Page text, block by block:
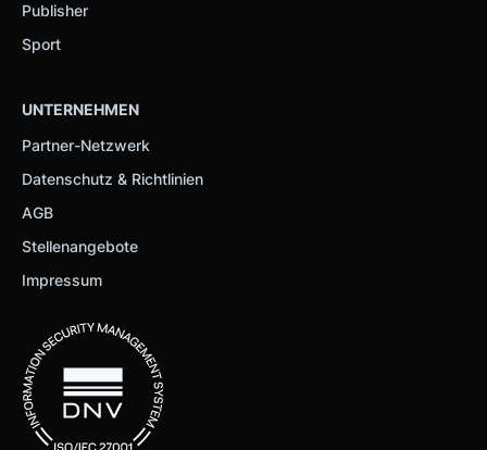
Publisher
Sport
UNTERNEHMEN
Partner-Netzwerk
Datenschutz & Richtlinien
AGB
Stellenangebote
Impressum